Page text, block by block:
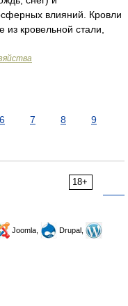
влияний. Кровли
кровельной стали,
6 7 8
9
18+
Joomla,
Drupal,